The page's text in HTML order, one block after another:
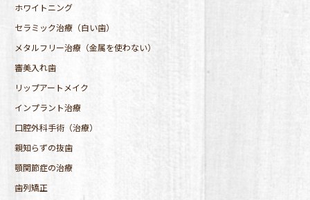
ホワイトニング
セラミック治療（白い歯）
メタルフリー治療（金属を使わない）
審美入れ歯
リップアートメイク
インプラント治療
口腔外科手術（治療）
親知らずの抜歯
顎関節症の治療
歯列矯正